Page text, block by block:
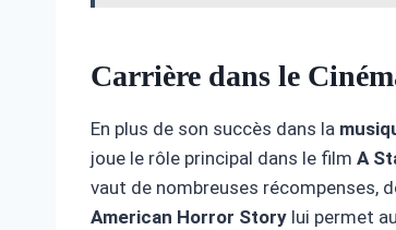
Carrière dans le
En plus de son succès dans la
joue le rôle principal dans le film A
vaut de nombreuses récompenses,
American Horror Story lui permet